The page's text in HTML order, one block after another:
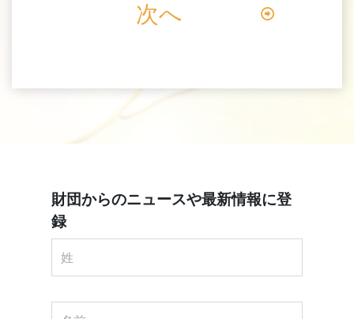
次へ
財団からのニュースや最新情報に登
録